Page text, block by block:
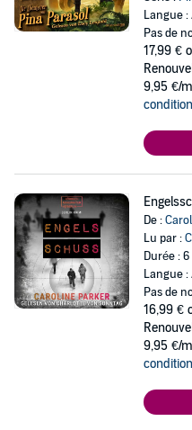
Langue :
Pas de
17,99 €
9,95 €/
De :
Lu par :
Durée :
Langue :
Pas de
16,99 €
9,95 €/